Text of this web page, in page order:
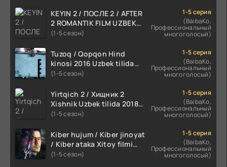
KEYIN 2 / ПОСЛЕ 2 / AFTER
2 ROMANTIK FILM UZBEK
TILIDA 2020 TARJIMA FILM
(1-5 сезон)
1-5 серия
(BaibaKo,
Профессиональный
многоголосый)
Tuzoq / Qopqon Hind
kinosi 2016 Uzbek tilida
tarjima film HD
(1-5 сезон)
1-5 серия
(BaibaKo,
Профессиональный
многоголосый)
Yirtqich 2 / Хищник 2
Xishnik Uzbek tilida 2018-
2024 O'zbekcha tarjima
(1-5 сезон)
1-5 серия
(BaibaKo,
Профессиональный
многоголосый)
Kiber hujum / Kiber jinoyat
/ Kiber ataka Xitoy filmi
Uzbek tilida O'zbekcha
(1-5 сезон)
1-5 серия
(BaibaKo,
Профессиональный
многоголосый)